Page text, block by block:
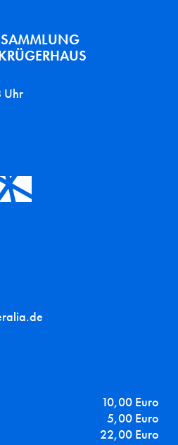
Uhr
10,00 Euro
5,00 Euro
22,00 Euro